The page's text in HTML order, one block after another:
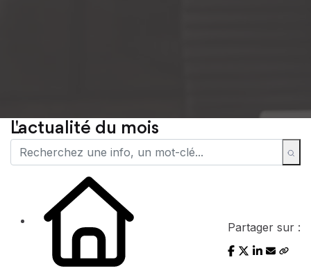
L'actualité du mois
Partager sur :